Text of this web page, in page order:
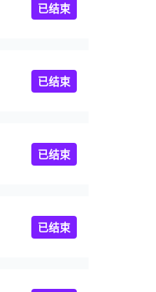
已结束
已结束
已结束
已结束